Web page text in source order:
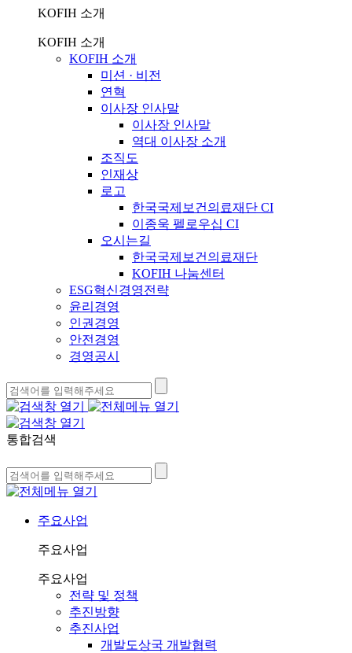
KOFIH 소개
KOFIH 소개
KOFIH 소개
미션 · 비전
연혁
이사장 인사말
이사장 인사말
역대 이사장 소개
조직도
인재상
로고
한국국제보건의료재단 CI
이종욱 펠로우십 CI
오시는길
한국국제보건의료재단
KOFIH 나눔센터
ESG혁신경영전략
윤리경영
인권경영
안전경영
경영공시
통합검색
주요사업
주요사업
주요사업
전략 및 정책
추진방향
추진사업
개발도상국 개발협력